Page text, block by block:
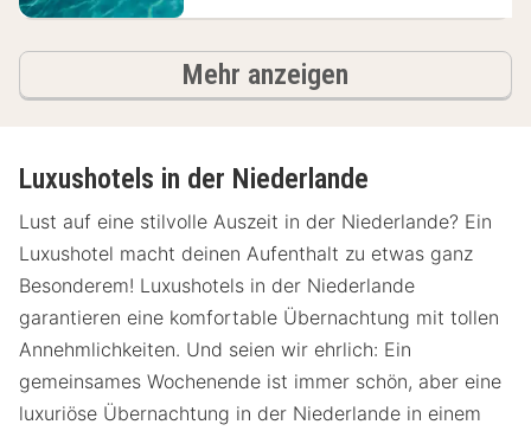
Mehr anzeigen
Luxushotels in der Niederlande
Lust auf eine stilvolle Auszeit in der Niederlande? Ein
Luxushotel macht deinen Aufenthalt zu etwas ganz
Besonderem! Luxushotels in der Niederlande
garantieren eine komfortable Übernachtung mit tollen
Annehmlichkeiten. Und seien wir ehrlich: Ein
gemeinsames Wochenende ist immer schön, aber eine
luxuriöse Übernachtung in der Niederlande in einem